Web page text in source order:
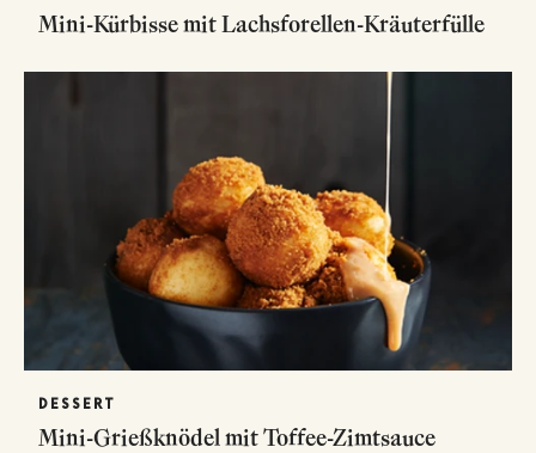
Mini-Kürbisse mit Lachsforellen-Kräuterfülle
DESSERT
Mini-Grießknödel mit Toffee-Zimtsauce